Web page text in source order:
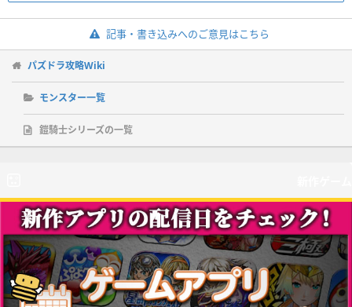
記事・書き込みへのご意見はこちら
パズドラ攻略Wiki
モンスター一覧
鎧騎士シリーズの一覧